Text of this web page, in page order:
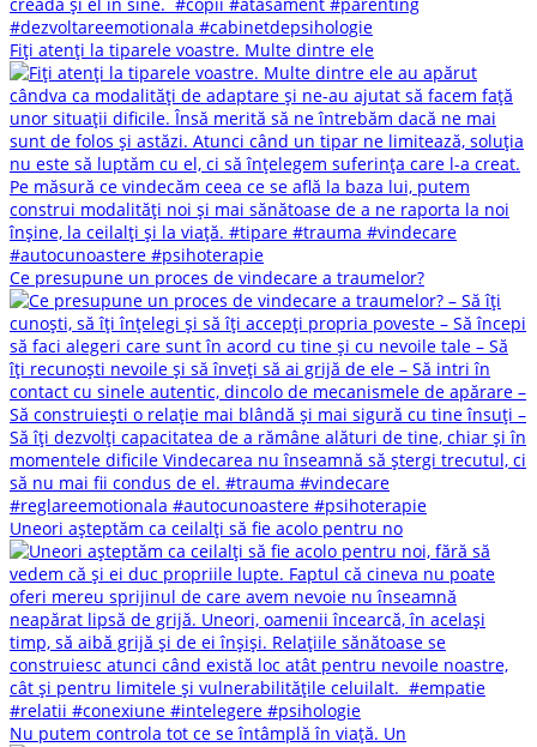
Fiți atenți la tiparele voastre. Multe dintre ele
Ce presupune un proces de vindecare a traumelor?
Uneori așteptăm ca ceilalți să fie acolo pentru no
Nu putem controla tot ce se întâmplă în viață. Un